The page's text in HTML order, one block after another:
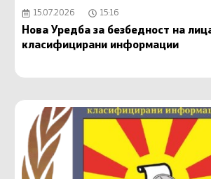
15.07.2026 15:16
Нова Уредба за безбедност на
класифицирани информации